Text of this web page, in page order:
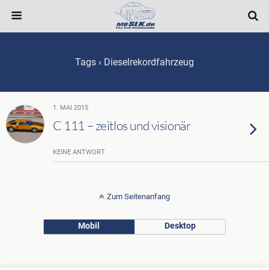
Tags › Dieselrekordfahrzeug
1. MAI 2015
C 111 – zeitlos und visionär
KEINE ANTWORT
Zum Seitenanfang
Mobil Desktop